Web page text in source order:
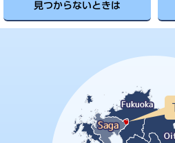
見つからないときは